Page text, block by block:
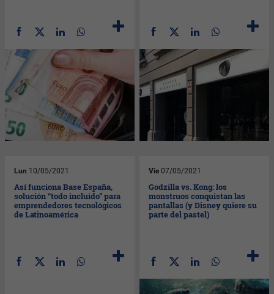
Lun 10/05/2021
Así funciona Base España,
solución “todo incluido” para
emprendedores tecnológicos
de Latinoamérica
Vie 07/05/2021
Godzilla vs. Kong: los
monstruos conquistan las
pantallas (y Disney quiere su
parte del pastel)